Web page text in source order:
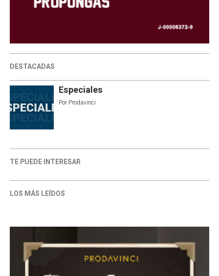
DESTACADAS
Especiales
Por Prodavinci
TE PUEDE INTERESAR
LOS MÁS LEÍDOS